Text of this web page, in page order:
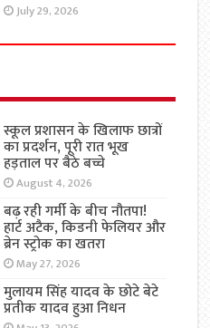
July 29, 2026
स्कूल प्रशासन के खिलाफ छात्रों
का प्रदर्शन, पूरी रात भूख
हड़ताल पर बैठे बच्चे
August 4, 2026
बढ़ रही गर्मी के बीच नौतपा!
हार्ट अटैक, किडनी फेलियर और
ब्रेन स्ट्रोक का खतरा
May 27, 2026
मुलायम सिंह यादव के छोटे बेटे
प्रतीक यादव हुआ निधन